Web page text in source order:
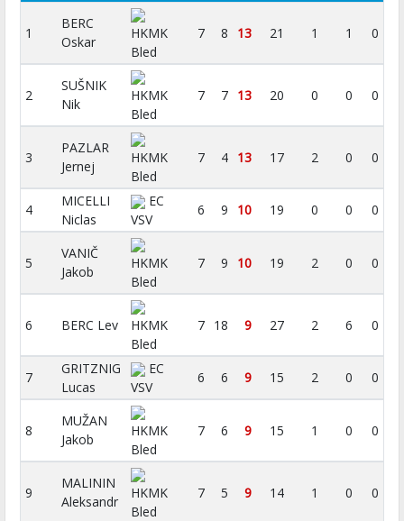
1
BERC
Oskar
HKMK
Bled
7 8 13 21 1 1 0
2
SUŠNIK
Nik
HKMK
Bled
7 7 13 20 0 0 0
3
PAZLAR
Jernej
HKMK
Bled
7 4 13 17 2 0 0
4
MICELLI
Niclas
EC
VSV
6 9 10 19 0 0 0
5
VANIČ
Jakob
HKMK
Bled
7 9 10 19 2 0 0
6 BERC Lev
HKMK
Bled
7 18 9 27 2 6 0
7
GRITZNIG
Lucas
EC
VSV
6 6 9 15 2 0 0
8
MUŽAN
Jakob
HKMK
Bled
7 6 9 15 1 0 0
9
MALININ
Aleksandr
HKMK
Bled
7 5 9 14 1 0 0